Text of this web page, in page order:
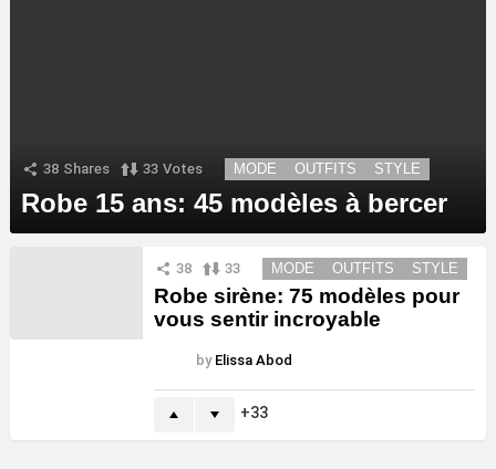
38 Shares 33 Votes MODE OUTFITS STYLE
Robe 15 ans: 45 modèles à bercer
38 33 MODE OUTFITS STYLE
Robe sirène: 75 modèles pour
vous sentir incroyable
by Elissa Abod
33